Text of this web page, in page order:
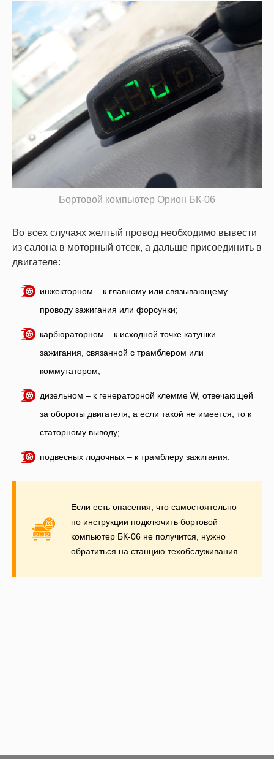
Бортовой компьютер Орион БК-06
Во всех случаях желтый провод необходимо вывести
из салона в моторный отсек, а дальше присоединить в
двигателе:
инжекторном – к главному или связывающему
проводу зажигания или форсунки;
карбюраторном – к исходной точке катушки
зажигания, связанной с трамблером или
коммутатором;
дизельном – к генераторной клемме W, отвечающей
за обороты двигателя, а если такой не имеется, то к
статорному выводу;
подвесных лодочных – к трамблеру зажигания.
Если есть опасения, что самостоятельно
по инструкции подключить бортовой
компьютер БК-06 не получится, нужно
обратиться на станцию техобслуживания.